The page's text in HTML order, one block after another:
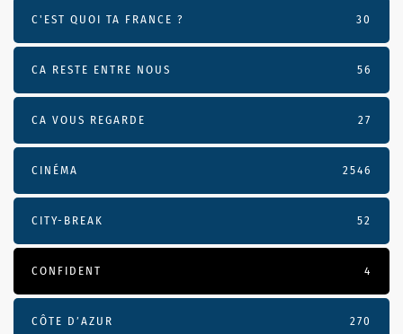
C'EST QUOI TA FRANCE ? 30
CA RESTE ENTRE NOUS 56
CA VOUS REGARDE 27
CINÉMA 2546
CITY-BREAK 52
CONFIDENT 4
CÔTE D’AZUR 270